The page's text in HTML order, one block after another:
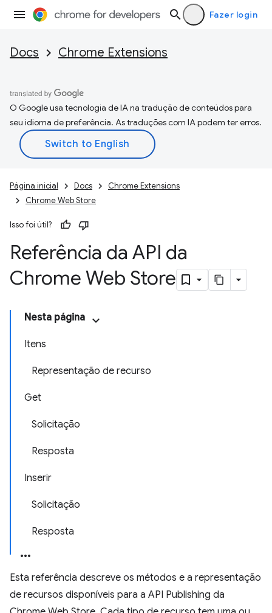
Fazer login
Docs Chrome Extensions
O Google usa tecnologia de IA na tradução de conteúdos para
seu idioma de preferência. As traduções com IA podem ter erros.
Página inicial Docs
Chrome Extensions
Chrome Web Store
Isso foi útil?
Referência da API da
Chrome Web Store
Nesta página
Itens
Representação de recurso
Get
Solicitação
Resposta
Inserir
Solicitação
Resposta
Esta referência descreve os métodos e a representação
de recursos disponíveis para a API Publishing da